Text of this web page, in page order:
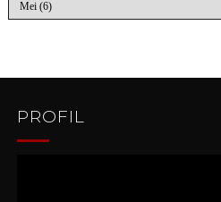
PROFIL